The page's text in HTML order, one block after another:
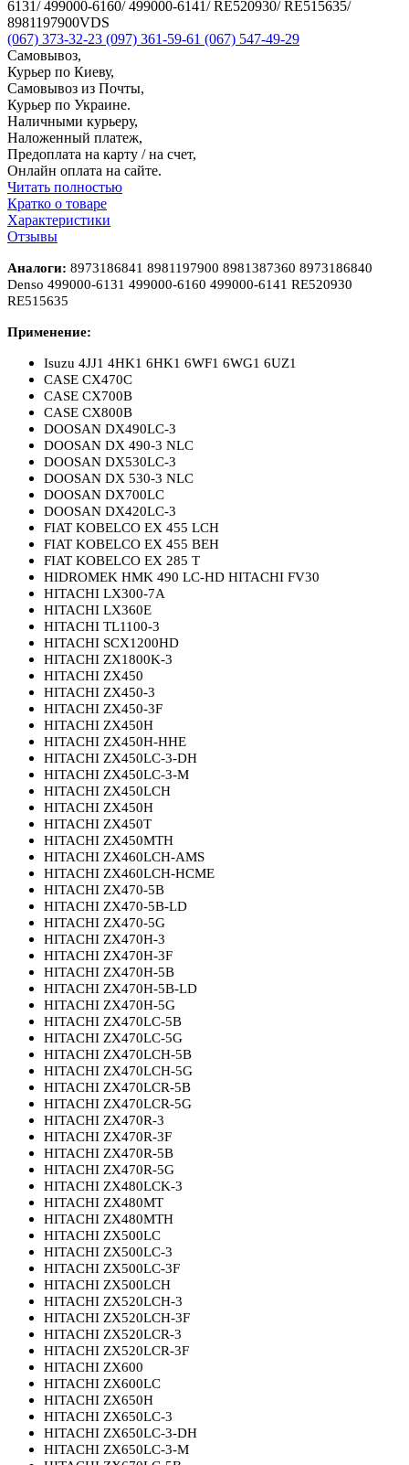
6131/ 499000-6160/ 499000-6141/ RE520930/ RE515635/
8981197900VDS
(067) 373-32-23 (097) 361-59-61 (067) 547-49-29
Самовывоз,
Курьер по Киеву,
Самовывоз из Почты,
Курьер по Украине.
Наличными курьеру,
Наложенный платеж,
Предоплата на карту / на счет,
Онлайн оплата на сайте.
Читать полностью
Кратко о товаре
Характеристики
Отзывы
Аналоги: 8973186841 8981197900 8981387360 8973186840
Denso 499000-6131 499000-6160 499000-6141 RE520930
RE515635
Применение:
Isuzu 4JJ1 4HK1 6HK1 6WF1 6WG1 6UZ1
CASE CX470C
CASE CX700B
CASE CX800B
DOOSAN DX490LC-3
DOOSAN DX 490-3 NLC
DOOSAN DX530LC-3
DOOSAN DX 530-3 NLC
DOOSAN DX700LC
DOOSAN DX420LC-3
FIAT KOBELCO EX 455 LCH
FIAT KOBELCO EX 455 BEH
FIAT KOBELCO EX 285 T
HIDROMEK HMK 490 LC-HD HITACHI FV30
HITACHI LX300-7A
HITACHI LX360E
HITACHI TL1100-3
HITACHI SCX1200HD
HITACHI ZX1800K-3
HITACHI ZX450
HITACHI ZX450-3
HITACHI ZX450-3F
HITACHI ZX450H
HITACHI ZX450H-HHE
HITACHI ZX450LC-3-DH
HITACHI ZX450LC-3-M
HITACHI ZX450LCH
HITACHI ZX450H
HITACHI ZX450T
HITACHI ZX450MTH
HITACHI ZX460LCH-AMS
HITACHI ZX460LCH-HCME
HITACHI ZX470-5B
HITACHI ZX470-5B-LD
HITACHI ZX470-5G
HITACHI ZX470H-3
HITACHI ZX470H-3F
HITACHI ZX470H-5B
HITACHI ZX470H-5B-LD
HITACHI ZX470H-5G
HITACHI ZX470LC-5B
HITACHI ZX470LC-5G
HITACHI ZX470LCH-5B
HITACHI ZX470LCH-5G
HITACHI ZX470LCR-5B
HITACHI ZX470LCR-5G
HITACHI ZX470R-3
HITACHI ZX470R-3F
HITACHI ZX470R-5B
HITACHI ZX470R-5G
HITACHI ZX480LCK-3
HITACHI ZX480MT
HITACHI ZX480MTH
HITACHI ZX500LC
HITACHI ZX500LC-3
HITACHI ZX500LC-3F
HITACHI ZX500LCH
HITACHI ZX520LCH-3
HITACHI ZX520LCH-3F
HITACHI ZX520LCR-3
HITACHI ZX520LCR-3F
HITACHI ZX600
HITACHI ZX600LC
HITACHI ZX650H
HITACHI ZX650LC-3
HITACHI ZX650LC-3-DH
HITACHI ZX650LC-3-M